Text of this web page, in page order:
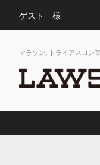
ゲスト 様
マラソン､トライアスロン